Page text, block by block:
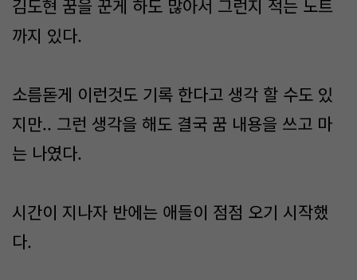
김도현 꿈을 꾼게 하도 많아서 그런지 적는 노트
까지 있다.
소름돋게 이런것도 기록 한다고 생각 할 수도 있
지만.. 그런 생각을 해도 결국 꿈 내용을 쓰고 마
는 나였다.
시간이 지나자 반에는 애들이 점점 오기 시작했
다.